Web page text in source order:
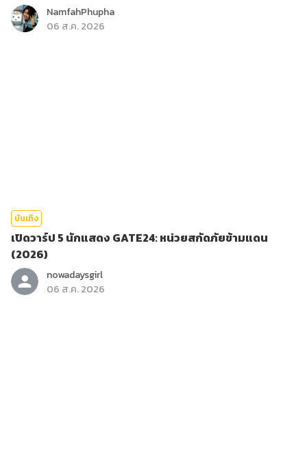
NamfahPhupha
06 ส.ค. 2026
บันเทิง
เปิดวาร์ป 5 นักแสดง GATE24: หน่วยสกัดภัยข้ามแดน
(2026)
nowadaysgirl
06 ส.ค. 2026